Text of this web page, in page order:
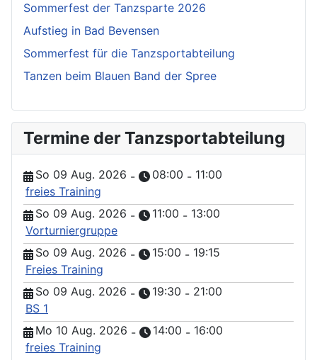
Sommerfest der Tanzsparte 2026
Aufstieg in Bad Bevensen
Sommerfest für die Tanzsportabteilung
Tanzen beim Blauen Band der Spree
Termine der Tanzsportabteilung
So 09 Aug. 2026 - 08:00 - 11:00
freies Training
So 09 Aug. 2026 - 11:00 - 13:00
Vorturniergruppe
So 09 Aug. 2026 - 15:00 - 19:15
Freies Training
So 09 Aug. 2026 - 19:30 - 21:00
BS 1
Mo 10 Aug. 2026 - 14:00 - 16:00
freies Training